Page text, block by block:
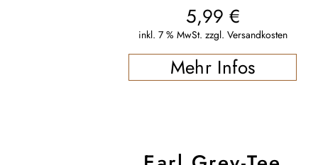
5,99 €
inkl. 7 % MwSt. zzgl. Versandkosten
Mehr Infos